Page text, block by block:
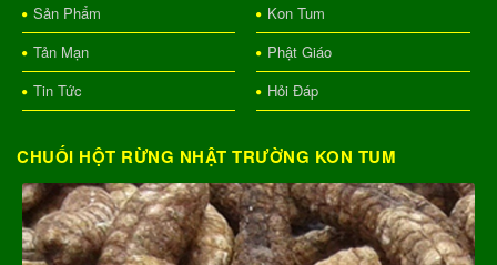
Sản Phẩm
Kon Tum
Tản Mạn
Phật Giáo
Tin Tức
Hỏi Đáp
CHUỐI HỘT RỪNG NHẬT TRƯỜNG KON TUM